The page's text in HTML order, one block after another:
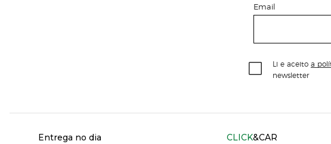
Email
Li e aceito a
newsletter
Entrega no dia CLICK&CAR